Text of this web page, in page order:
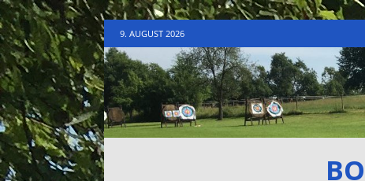
9. AUGUST 2026